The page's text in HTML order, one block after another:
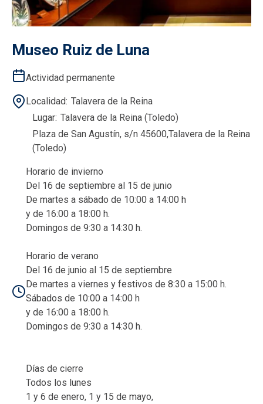
Museo Ruiz de Luna
Actividad permanente
Localidad Talavera de la Reina
Lugar Talavera de la Reina (Toledo)
Plaza de San Agustín, s/n 45600,Talavera de la Reina
(Toledo)
Horario de invierno
Del 16 de septiembre al 15 de junio
De martes a sábado de 10:00 a 14:00 h
y de 16:00 a 18:00 h.
Domingos de 9:30 a 14:30 h.
Horario de verano
Del 16 de junio al 15 de septiembre
De martes a viernes y festivos de 8:30 a 15:00 h.
Sábados de 10:00 a 14:00 h
y de 16:00 a 18:00 h.
Domingos de 9:30 a 14:30 h.
Días de cierre
Todos los lunes
1 y 6 de enero, 1 y 15 de mayo,